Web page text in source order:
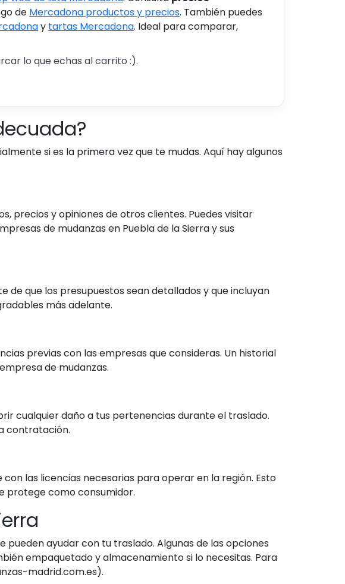
de Mercadona productos y precios. También puedes
y tartas Mercadona. Ideal para comparar,
lo que echas al carrito :).
si es la primera vez que te mudas. Aquí hay algunos
precios y opiniones de otros clientes. Puedes visitar
de mudanzas en Puebla de la Sierra y sus
de que los presupuestos sean detallados y que incluyan
más adelante.
previas con las empresas que consideras. Un historial
de mudanzas.
cualquier daño a tus pertenencias durante el traslado.
contratación.
las licencias necesarias para operar en la región. Esto
protege como consumidor.
pueden ayudar con tu traslado. Algunas de las opciones
empaquetado y almacenamiento si lo necesitas. Para
madrid.com.es).